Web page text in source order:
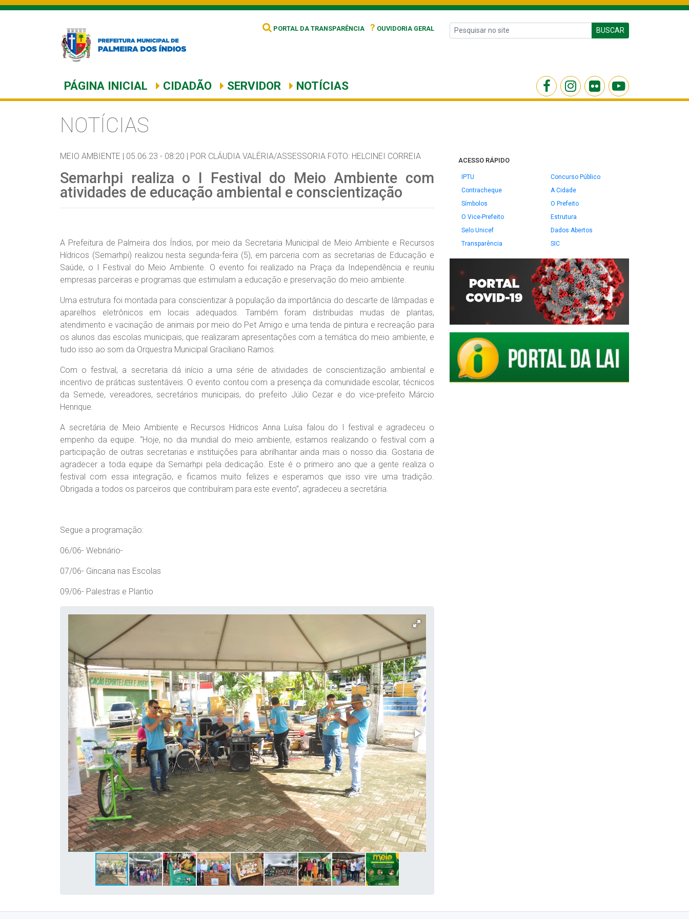
PORTAL DA TRANSPARÊNCIA ? OUVIDORIA GERAL BUSCAR
PÁGINA INICIAL CIDADÃO SERVIDOR NOTÍCIAS
NOTÍCIAS
MEIO AMBIENTE | 05.06.23 - 08:20 | POR CLÁUDIA VALÉRIA/ASSESSORIA FOTO: HELCINEI CORREIA
Semarhpi realiza o I Festival do Meio Ambiente com
atividades de educação ambiental e conscientização
A Prefeitura de Palmeira dos Índios, por meio da Secretaria Municipal de Meio Ambiente e Recursos
Hídricos (Semarhpi) realizou nesta segunda-feira (5), em parceria com as secretarias de Educação e
Saúde, o I Festival do Meio Ambiente. O evento foi realizado na Praça da Independência e reuniu
empresas parceiras e programas que estimulam a educação e preservação do meio ambiente.
Uma estrutura foi montada para conscientizar à população da importância do descarte de lâmpadas e
aparelhos eletrônicos em locais adequados. Também foram distribuidas mudas de plantas,
atendimento e vacinação de animais por meio do Pet Amigo e uma tenda de pintura e recreação para
os alunos das escolas municipais, que realizaram apresentações com a temática do meio ambiente, e
tudo isso ao som da Orquestra Municipal Graciliano Ramos.
Com o festival, a secretaria dá início a uma série de atividades de conscientização ambiental e
incentivo de práticas sustentáveis. O evento contou com a presença da comunidade escolar, técnicos
da Semede, vereadores, secretários municipais, do prefeito Júlio Cezar e do vice-prefeito Márcio
Henrique.
A secretária de Meio Ambiente e Recursos Hídricos Anna Luísa falou do I festival e agradeceu o
empenho da equipe. “Hoje, no dia mundial do meio ambiente, estamos realizando o festival com a
participação de outras secretarias e instituições para abrilhantar ainda mais o nosso dia. Gostaria de
agradecer a toda equipe da Semarhpi pela dedicação. Este é o primeiro ano que a gente realiza o
festival com essa integração, e ficamos muito felizes e esperamos que isso vire uma tradição.
Obrigada a todos os parceiros que contribuíram para este evento”, agradeceu a secretária.
Segue a programação:
06/06- Webnário-
07/06- Gincana nas Escolas
09/06- Palestras e Plantio
ACESSO RÁPIDO
IPTU
Concurso Público
Contracheque
A Cidade
Símbolos
O Prefeito
O Vice-Prefeito
Estrutura
Selo Unicef
Dados Abertos
Transparência
SIC